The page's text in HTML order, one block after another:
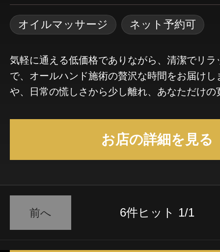
オイルマッサージ ネット予約可
気軽に通える低価格でありながら、清潔でリラ
で、オールハンド施術の贅沢な時間をお届け
や、日常の慌しさから少し離れ、あなただけの
る、柔らかく優しい圧で揉み解すようになど
お店の詳細を見る
前へ 6件ヒット 1/1